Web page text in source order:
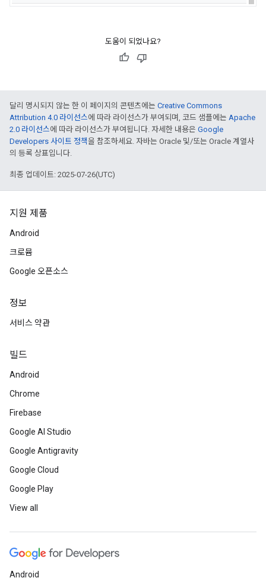
도움이 되었나요?
달리 명시되지 않는 한 이 페이지의 콘텐츠에는 Creative Commons
Attribution 4.0 라이선스에 따라 라이선스가 부여되며, 코드 샘플에는 Apache
2.0 라이선스에 따라 라이선스가 부여됩니다. 자세한 내용은 Google
Developers 사이트 정책을 참조하세요. 자바는 Oracle 및/또는 Oracle 계열사
의 등록 상표입니다.
최종 업데이트: 2025-07-26(UTC)
지원 제품
Android
크로뮴
Google 오픈소스
정보
서비스 약관
빌드
Android
Chrome
Firebase
Google AI Studio
Google Antigravity
Google Cloud
Google Play
View all
Android